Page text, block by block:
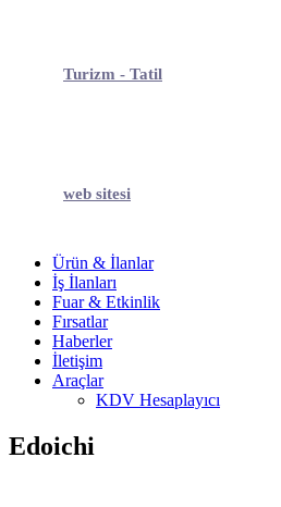
Turizm - Tatil
web sitesi
Ürün & İlanlar
İş İlanları
Fuar & Etkinlik
Fırsatlar
Haberler
İletişim
Araçlar
KDV Hesaplayıcı
Edoichi